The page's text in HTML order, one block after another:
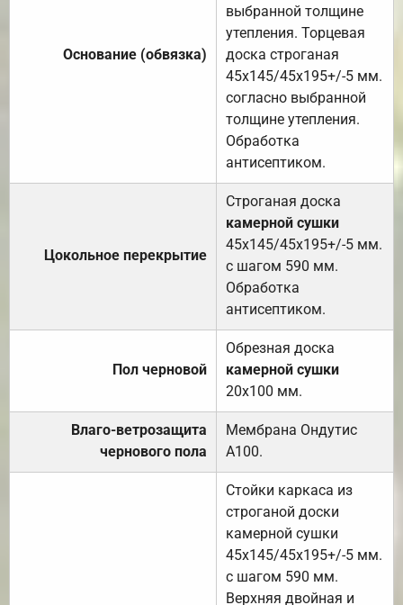
Основание (обвязка)
выбранной толщине
утепления. Торцевая
доска строганая
45х145/45х195+/-5 мм.
согласно выбранной
толщине утепления.
Обработка
антисептиком.
Цокольное перекрытие
Строганая доска
камерной сушки
45х145/45х195+/-5 мм.
с шагом 590 мм.
Обработка
антисептиком.
Пол черновой
Обрезная доска
камерной сушки
20х100 мм.
Влаго-ветрозащита
чернового пола
Мембрана Ондутис
А100.
Стойки каркаса из
строганой доски
камерной сушки
45х145/45х195+/-5 мм.
с шагом 590 мм.
Верхняя двойная и